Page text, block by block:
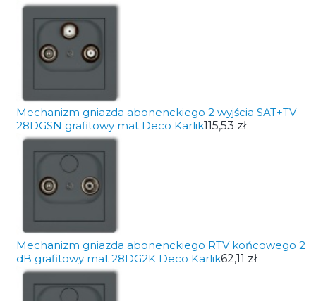
Mechanizm gniazda abonenckiego 2 wyjścia SAT+TV
28DGSN grafitowy mat Deco Karlik115,53 zł
Mechanizm gniazda abonenckiego RTV końcowego 2
dB grafitowy mat 28DG2K Deco Karlik62,11 zł